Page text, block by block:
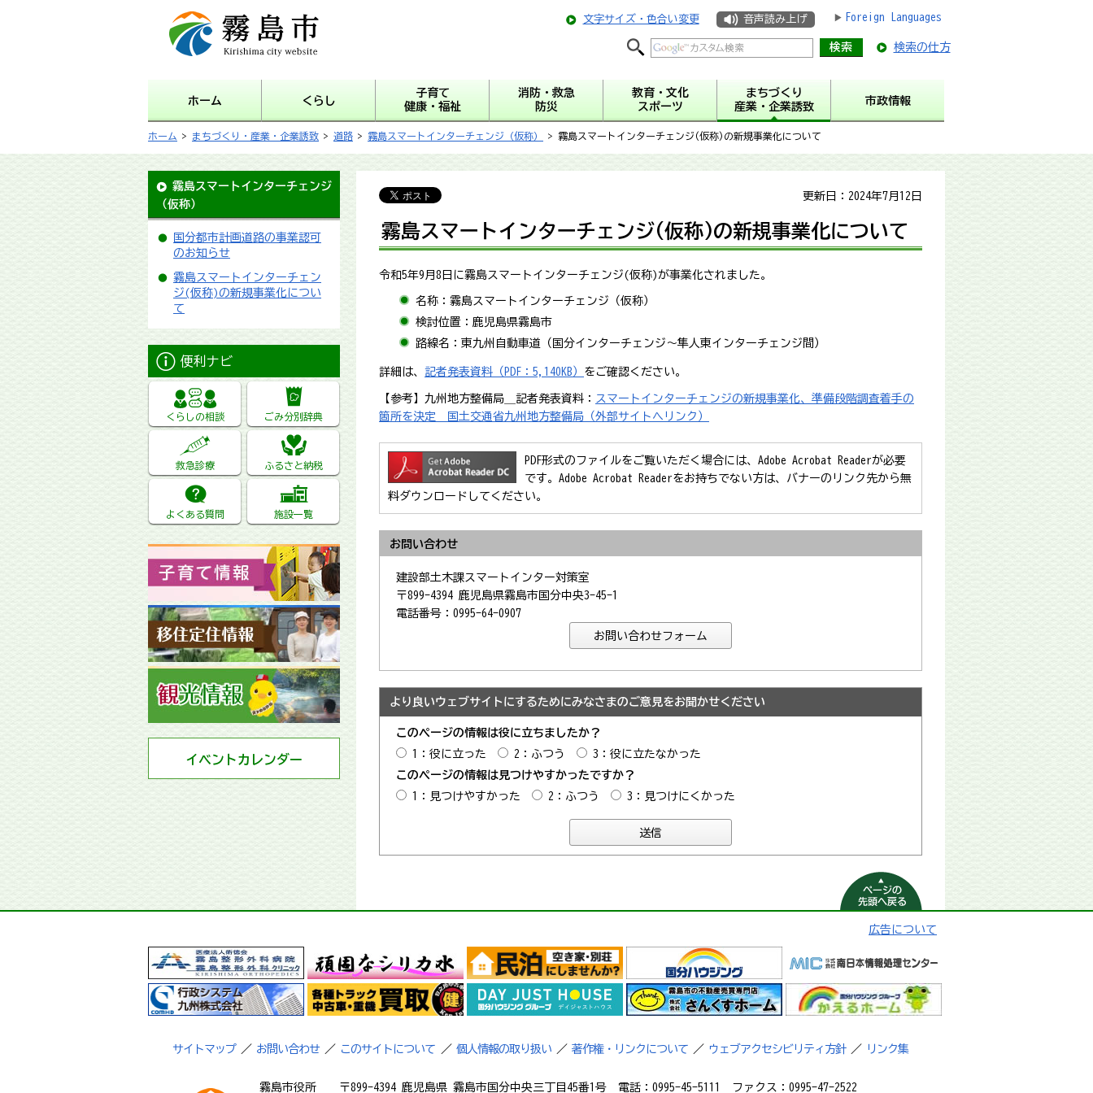
霧島市 Kirishima city
website
文字サイズ・色合い変更 音声読み上げ Foreign Languages
検索の仕方
ホーム くらし
子育て
健康・福祉
消防・救急
防災
教育・文化
スポーツ
まちづくり
産業・企業誘致
市政情報
ホーム > まちづくり・産業・企業誘致 > 道路 > 霧島スマートインターチェンジ（仮称） > 霧島スマートインターチェンジ(仮称)の新規事業化について
霧島スマートインターチェンジ
（仮称）
国分都市計画道路の事業認可
のお知らせ
霧島スマートインターチェン
ジ(仮称)の新規事業化につい
て
便利ナビ
くらしの相談 ごみ分別辞典
救急診療 ふるさと納税
よくある質問 施設一覧
イベントカレンダー
更新日：2024年7月12日
霧島スマートインターチェンジ(仮称)の新規事業化について
令和5年9月8日に霧島スマートインターチェンジ(仮称)が事業化されました。
名称：霧島スマートインターチェンジ（仮称）
検討位置：鹿児島県霧島市
路線名：東九州自動車道（国分インターチェンジ～隼人東インターチェンジ間）
詳細は、 記者発表資料（PDF：5,140KB） をご確認ください。
【参考】九州地方整備局＿記者発表資料： スマートインターチェンジの新規事業化、準備段階調査着手の
箇所を決定＿国土交通省九州地方整備局（外部サイトへリンク）
PDF形式のファイルをご覧いただく場合には、Adobe Acrobat Readerが必要
です。Adobe Acrobat Readerをお持ちでない方は、バナーのリンク先から無
料ダウンロードしてください。
お問い合わせ
建設部土木課スマートインター対策室
〒899-4394 鹿児島県霧島市国分中央3-45-1
電話番号：0995-64-0907
より良いウェブサイトにするためにみなさまのご意見をお聞かせください
このページの情報は役に立ちましたか？
1：役に立った
2：ふつう
3：役に立たなかった
このページの情報は見つけやすかったですか？
1：見つけやすかった
2：ふつう 3：見つけにくかった
ページの先頭へ
戻る
広告について
サイトマップ ／ お問い合わせ ／ このサイトについて ／ 個人情報の取り扱い ／ 著作権・リンクについて ／ ウェブアクセシビリティ方針 ／ リンク集
霧島市役所 〒899-4394 鹿児島県 霧島市国分中央三丁目45番1号 電話：0995-45-5111 ファクス：0995-47-2522